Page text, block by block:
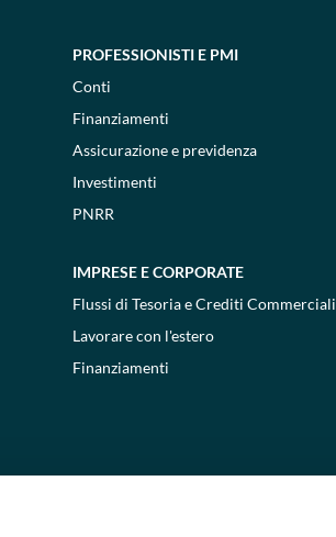
PROFESSIONISTI E PMI
Conti
Finanziamenti
Assicurazione e previdenza
Investimenti
PNRR
IMPRESE E CORPORATE
Flussi di Tesoria e Crediti Commerciali
Lavorare con l'estero
Finanziamenti